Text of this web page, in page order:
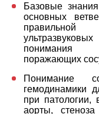
Базовые
основных
правильной
понимания
поражающих
Понимание
гемодинамики
при
аорты,